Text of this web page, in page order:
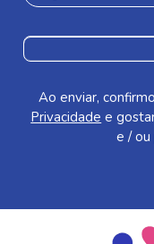
Ao enviar,
Privacidade e
e /